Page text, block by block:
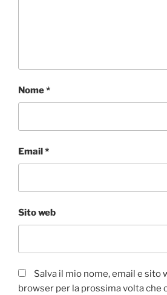
Nome*
Email*
Sito web
Salva il mio nome, email e sito
browser per la prossima volta che